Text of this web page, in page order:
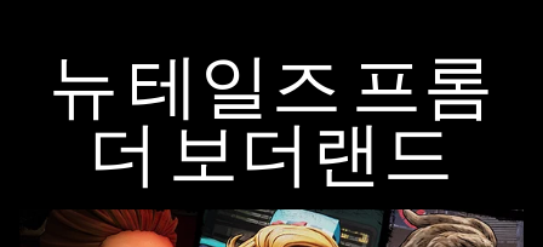
뉴 테일즈 프롬
더 보더랜드